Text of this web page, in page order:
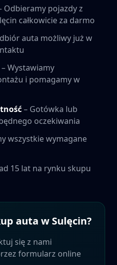
Odbieramy pojazdy z
całkowicie za darmo
auta możliwy już w
– Wystawiamy
i pomagamy w
– Gotówka lub
oczekiwania
wszystkie wymagane
15 lat na rynku skupu
auta w Sulęcin?
się z nami
formularz online